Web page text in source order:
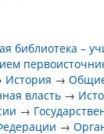
библиотека –
История →
власть →
→
→